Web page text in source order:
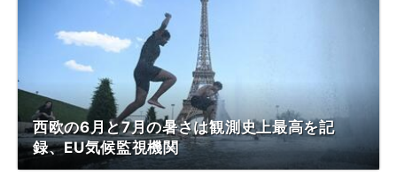
西欧の6月と7月の暑さは観測史上最高を記
録、EU気候監視機関